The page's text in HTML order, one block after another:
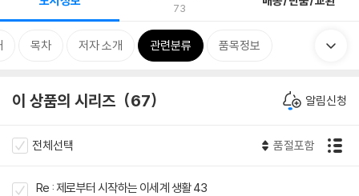
73
목차 저자 소개 관련분류 품목정보
이 상품의 시리즈 67 알림신청
전체선택 품절포함
Re : 제로부터 시작하는 이세계 생활 43